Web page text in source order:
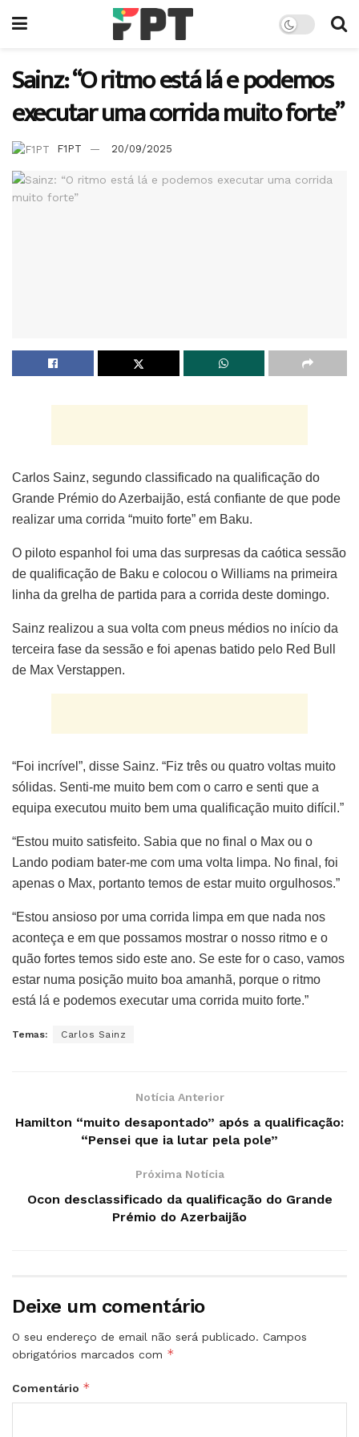
Sainz: “O ritmo está lá e podemos
executar uma corrida muito forte”
F1PT 20/09/2025
Carlos Sainz, segundo classificado na qualificação do
Grande Prémio do Azerbaijão, está confiante de que pode
realizar uma corrida “muito forte” em Baku.
O piloto espanhol foi uma das surpresas da caótica sessão
de qualificação de Baku e colocou o Williams na primeira
linha da grelha de partida para a corrida deste domingo.
Sainz realizou a sua volta com pneus médios no início da
terceira fase da sessão e foi apenas batido pelo Red Bull
de Max Verstappen.
“Foi incrível”, disse Sainz. “Fiz três ou quatro voltas muito
sólidas. Senti-me muito bem com o carro e senti que a
equipa executou muito bem uma qualificação muito difícil.”
“Estou muito satisfeito. Sabia que no final o Max ou o
Lando podiam bater-me com uma volta limpa. No final, foi
apenas o Max, portanto temos de estar muito orgulhosos.”
“Estou ansioso por uma corrida limpa em que nada nos
aconteça e em que possamos mostrar o nosso ritmo e o
quão fortes temos sido este ano. Se este for o caso, vamos
estar numa posição muito boa amanhã, porque o ritmo
está lá e podemos executar uma corrida muito forte.”
Temas: Carlos Sainz
Notícia Anterior
Hamilton “muito desapontado” após a qualificação:
“Pensei que ia lutar pela pole”
Próxima Notícia
Ocon desclassificado da qualificação do Grande
Prémio do Azerbaijão
Deixe um comentário
O seu endereço de email não será publicado. Campos
obrigatórios marcados com *
Comentário *